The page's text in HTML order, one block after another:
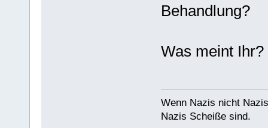
Behandlung?
Was meint Ihr?
Wenn Nazis nicht
Nazis Scheiße sind.